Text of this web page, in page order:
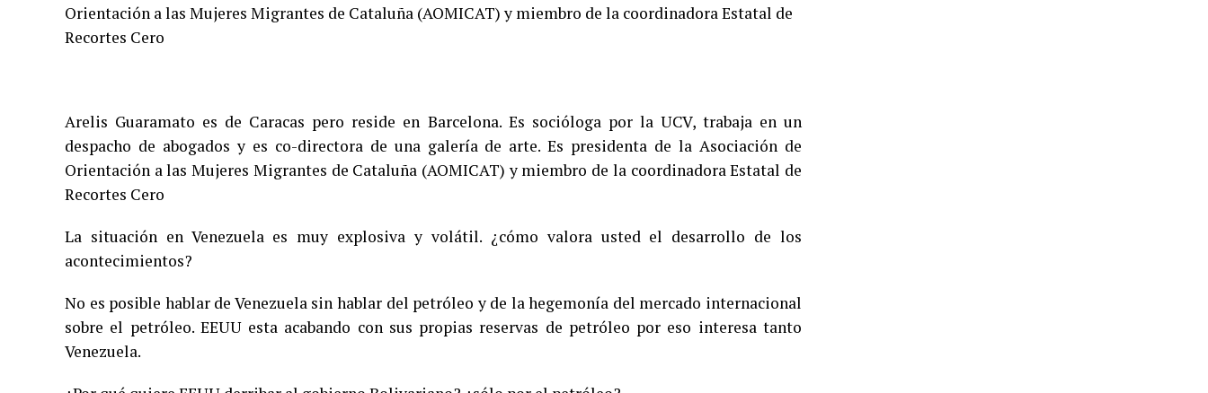
Orientación a las Mujeres Migrantes de Cataluña (AOMICAT) y miembro de la coordinadora Estatal de
Recortes Cero
Arelis Guaramato es de Caracas pero reside en Barcelona. Es socióloga por la UCV, trabaja en un
despacho de abogados y es co-directora de una galería de arte. Es presidenta de la Asociación de
Orientación a las Mujeres Migrantes de Cataluña (AOMICAT) y miembro de la coordinadora Estatal de
Recortes Cero
La situación en Venezuela es muy explosiva y volátil. ¿cómo valora usted el desarrollo de los
acontecimientos?
No es posible hablar de Venezuela sin hablar del petróleo y de la hegemonía del mercado internacional
sobre el petróleo. EEUU esta acabando con sus propias reservas de petróleo por eso interesa tanto
Venezuela.